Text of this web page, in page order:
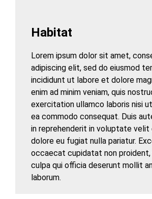
Habitat
Lorem ipsum dolor sit amet,
adipiscing elit, sed do eiusmod
incididunt ut labore et dolore
enim ad minim veniam, quis
exercitation ullamco laboris nisi
ea commodo consequat. Duis
in reprehenderit in voluptate velit
dolore eu fugiat nulla pariatur.
occaecat cupidatat non proident,
culpa qui officia deserunt mollit
laborum.